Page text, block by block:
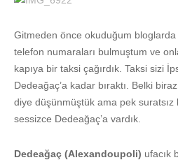
Gitmeden önce okuduğum bloglarda
telefon numaraları bulmuştum ve
kapıya bir taksi çağırdık. Taksi sizi
Dedeağaç’a kadar bıraktı. Belki
diye düşünmüştük ama pek
sessizce Dedeağaç’a vardık.
Dedeağaç (Alexandoupoli) ufacık